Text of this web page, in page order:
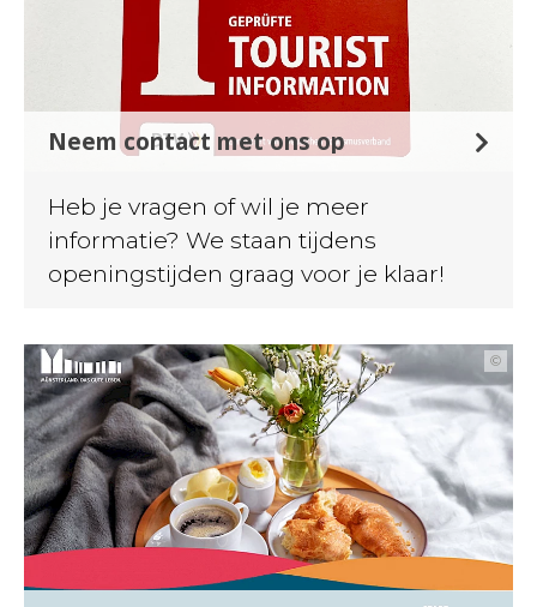
Neem contact met ons op
Heb je vragen of wil je meer
informatie? We staan tijdens
openingstijden graag voor je klaar!
©